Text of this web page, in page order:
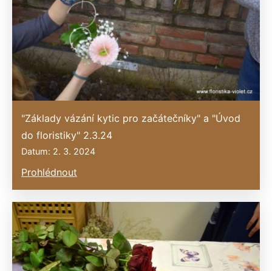
"Základy vázání kytic pro začátečníky" a "Úvod
do floristiky" 2.3.24
Datum: 2. 3. 2024
Prohlédnout